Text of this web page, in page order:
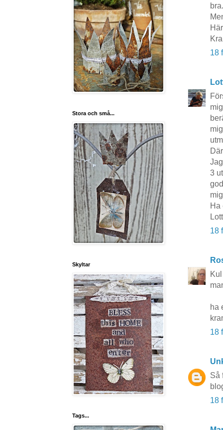
bra.
18
3
Ha
18
ha
18
Så
18
Stora och små...
Skyltar
Tags...